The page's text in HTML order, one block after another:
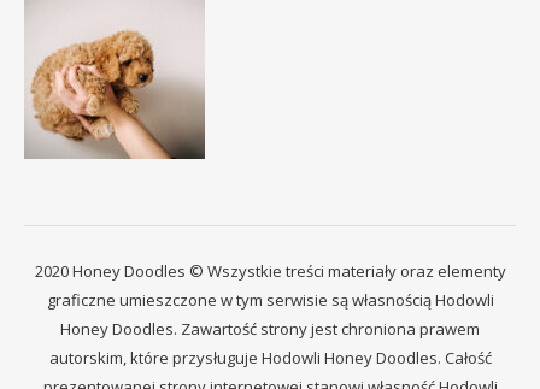
2020 Honey Doodles © Wszystkie treści materiały oraz elementy
graficzne umieszczone w tym serwisie są własnością Hodowli
Honey Doodles. Zawartość strony jest chroniona prawem
autorskim, które przysługuje Hodowli Honey Doodles. Całość